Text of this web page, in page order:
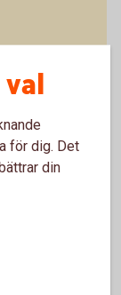
pensionär
för dig. Det
din